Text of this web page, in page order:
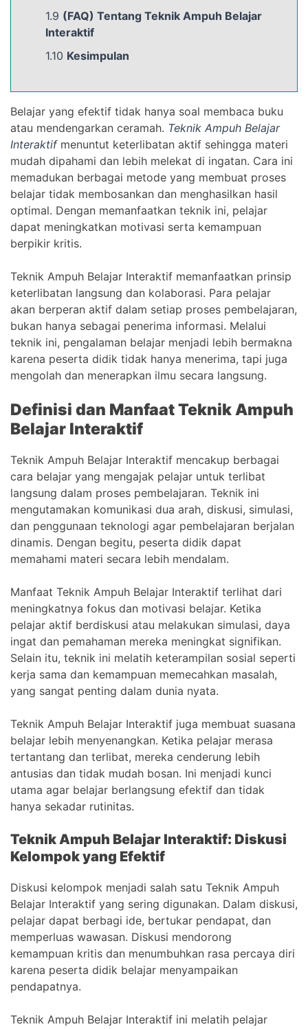
1.9 (FAQ) Tentang Teknik Ampuh Belajar
Interaktif
1.10 Kesimpulan
Belajar yang efektif tidak hanya soal membaca buku
atau mendengarkan ceramah. Teknik Ampuh Belajar
Interaktifmenuntut keterlibatan aktif sehingga materi
mudah dipahami dan lebih melekat di ingatan. Cara ini
memadukan berbagai metode yang membuat proses
belajar tidak membosankan dan menghasilkan hasil
optimal. Dengan memanfaatkan teknik ini, pelajar
dapat meningkatkan motivasi serta kemampuan
berpikir kritis.
Teknik Ampuh Belajar Interaktif memanfaatkan prinsip
keterlibatan langsung dan kolaborasi. Para pelajar
akan berperan aktif dalam setiap proses pembelajaran,
bukan hanya sebagai penerima informasi. Melalui
teknik ini, pengalaman belajar menjadi lebih bermakna
karena peserta didik tidak hanya menerima, tapi juga
mengolah dan menerapkan ilmu secara langsung.
Definisi dan Manfaat Teknik Ampuh
Belajar Interaktif
Teknik Ampuh Belajar Interaktif mencakup berbagai
cara belajar yang mengajak pelajar untuk terlibat
langsung dalam proses pembelajaran. Teknik ini
mengutamakan komunikasi dua arah, diskusi, simulasi,
dan penggunaan teknologi agar pembelajaran berjalan
dinamis. Dengan begitu, peserta didik dapat
memahami materi secara lebih mendalam.
Manfaat Teknik Ampuh Belajar Interaktif terlihat dari
meningkatnya fokus dan motivasi belajar. Ketika
pelajar aktif berdiskusi atau melakukan simulasi, daya
ingat dan pemahaman mereka meningkat signifikan.
Selain itu, teknik ini melatih keterampilan sosial seperti
kerja sama dan kemampuan memecahkan masalah,
yang sangat penting dalam dunia nyata.
Teknik Ampuh Belajar Interaktif juga membuat suasana
belajar lebih menyenangkan. Ketika pelajar merasa
tertantang dan terlibat, mereka cenderung lebih
antusias dan tidak mudah bosan. Ini menjadi kunci
utama agar belajar berlangsung efektif dan tidak
hanya sekadar rutinitas.
Teknik Ampuh Belajar Interaktif: Diskusi
Kelompok yang Efektif
Diskusi kelompok menjadi salah satu Teknik Ampuh
Belajar Interaktif yang sering digunakan. Dalam diskusi,
pelajar dapat berbagi ide, bertukar pendapat, dan
memperluas wawasan. Diskusi mendorong
kemampuan kritis dan menumbuhkan rasa percaya diri
karena peserta didik belajar menyampaikan
pendapatnya.
Teknik Ampuh Belajar Interaktif ini melatih pelajar